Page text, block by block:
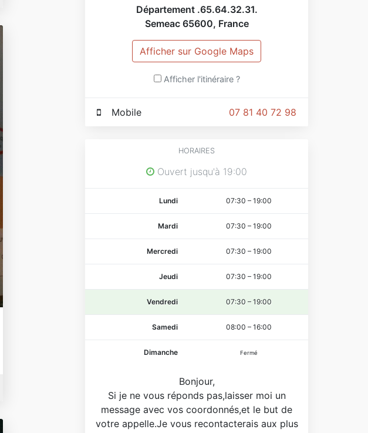
Département .65.64.32.31.
Semeac 65600, France
Afficher sur Google Maps
Afficher l'itinéraire ?
07 81 40 72 98
Mobile
HORAIRES
Ouvert jusqu'à 19:00
Lundi 07:30 – 19:00
Mardi 07:30 – 19:00
Mercredi 07:30 – 19:00
Jeudi 07:30 – 19:00
Vendredi 07:30 – 19:00
Samedi 08:00 – 16:00
Dimanche Fermé
Bonjour,
Si je ne vous réponds pas,laisser moi un
message avec vos coordonnés,et le but de
votre appelle.Je vous recontacterais aux plus